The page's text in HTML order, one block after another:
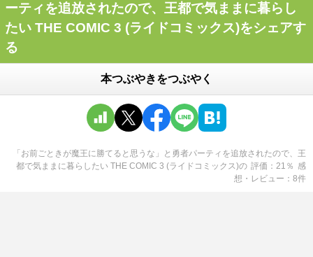
ーティを追放されたので、王都で気ままに暮らし
たい THE COMIC 3 (ライドコミックス)をシェアす
る
本つぶやきをつぶやく
「お前ごときが魔王に勝てると思うな」と勇者パーティを追放されたので、王
都で気ままに暮らしたい THE COMIC 3 (ライドコミックス)の 評価 21 ％ 感
想・レビュー
8件